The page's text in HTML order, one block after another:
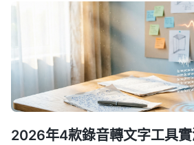
2026年4款錄音轉文字工具